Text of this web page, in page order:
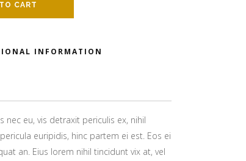
CART
INFORMATION
eu, vis detraxit periculis ex, nihil
euripidis, hinc partem ei est. Eos ei
an. Eius lorem nihil tincidunt vix at, vel